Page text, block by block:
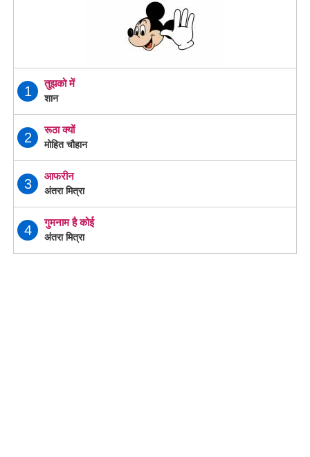
1
तुझको में
शान
2
रूठा क्यों
मोहित चौहान
3
आफरीन
अंतरा मित्रा
4
गुमनाम है कोई
अंतरा मित्रा